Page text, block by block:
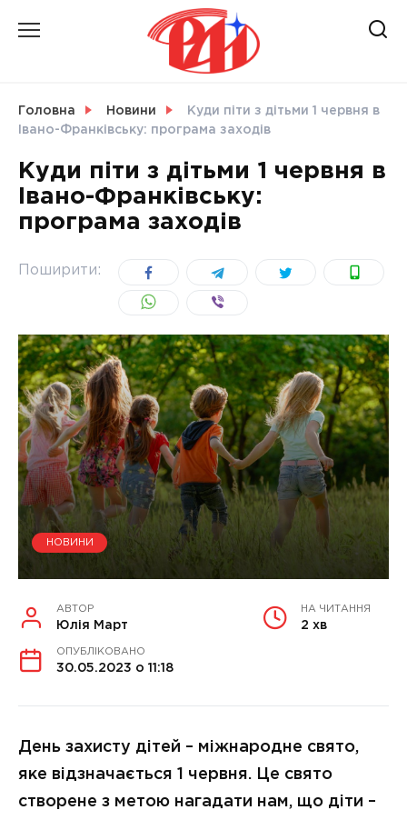
Головна Новини
Куди піти з дітьми 1 червня в
Івано-Франківську: програма заходів
Куди піти з дітьми 1 червня в
Івано-Франківську:
програма заходів
Поширити:
НОВИНИ
АВТОР
Юлія Март
НА ЧИТАННЯ
2 хв
ОПУБЛІКОВАНО
30.05.2023 о 11:18
День захисту дітей – міжнародне свято,
яке відзначається 1 червня. Це свято
створене з метою нагадати нам, що діти –